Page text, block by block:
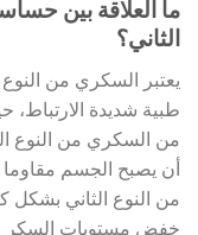
ما العلاقة بين
الثاني؟
يعتبر السكري من
طبية شديدة
من السكري من النوع
أن يصبح الجسم مقاوما
من النوع الثاني بشكل
خفض مستويات السكر